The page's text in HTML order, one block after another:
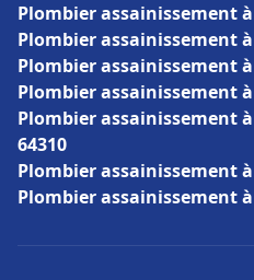
Plombier assainissement
Plombier assainissement
Plombier assainissement
Plombier assainissement
Plombier assainissement
64310
Plombier assainissement à
Plombier assainissement à